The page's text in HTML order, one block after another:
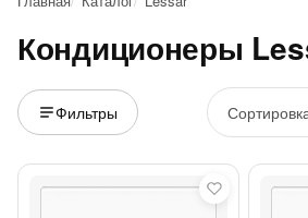
Кондиционеры
Фильтры